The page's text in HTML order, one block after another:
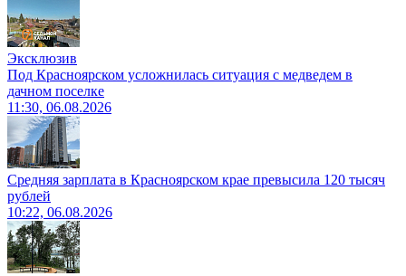
Эксклюзив
Под Красноярском усложнилась ситуация с медведем в
дачном поселке
11:30, 06.08.2026
Средняя зарплата в Красноярском крае превысила 120 тысяч
рублей
10:22, 06.08.2026